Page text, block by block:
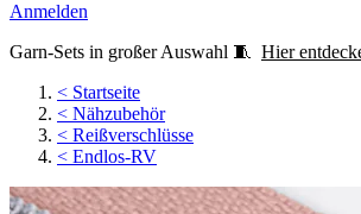
Anmelden
Garn-Sets in großer Auswahl 🧵 Hier
< Startseite
< Nähzubehör
< Reißverschlüsse
< Endlos-RV